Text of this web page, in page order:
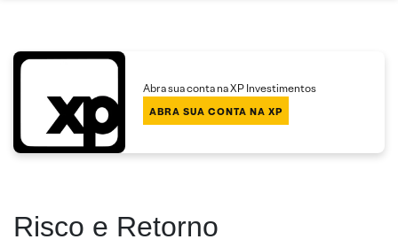
Abra sua conta na XP Investimentos
ABRA SUA CONTA NA XP
Risco e Retorno